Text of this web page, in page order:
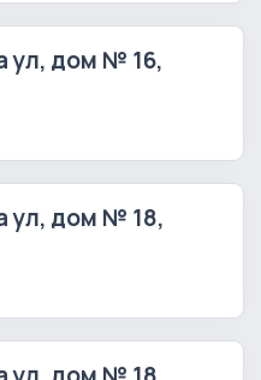
ул, дом № 16,
ул, дом № 18,